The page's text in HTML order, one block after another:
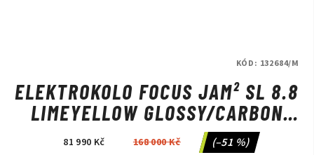
ELEKTROKOLO FOCUS JAM² SL 8.8
LIMEYELLOW GLOSSY/CARBON
RAW GLOSSY
81 990 Kč 168 000 Kč (–51 %)
KÓD: 132684/M